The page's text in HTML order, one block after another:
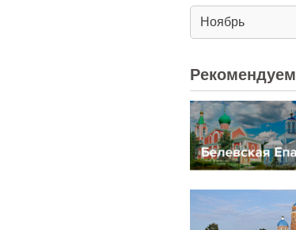
Рекомендуем